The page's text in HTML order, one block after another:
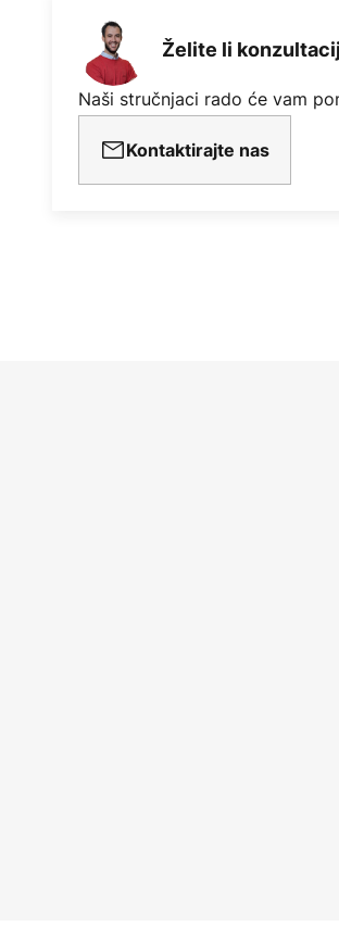
Želite li
Naši stručnjaci rado će vam
Kontaktirajte nas